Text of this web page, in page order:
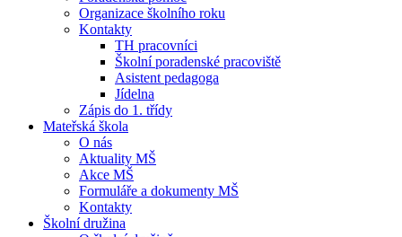
Organizace školního roku
Kontakty
TH pracovníci
Školní poradenské pracoviště
Asistent pedagoga
Jídelna
Zápis do 1. třídy
Mateřská škola
O nás
Aktuality MŠ
Akce MŠ
Formuláře a dokumenty MŠ
Kontakty
Školní družina